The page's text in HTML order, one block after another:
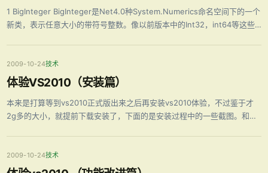
1 BigInteger BigInteger是Net4.0种System.Numerics命名空间下的一个
新类，表示任意大小的带符号整数。像以前版本中的Int32，int64等这些
2009-10-24技术
体验VS2010（安装篇）
本来是打算等到vs2010正式版出来之后再安装vs2010体验，不过鉴于才
2g多的大小，就提前下载安装了，下面的是安装过程中的一些截图。和以
2009-10-24技术